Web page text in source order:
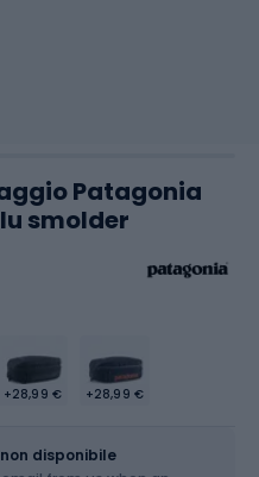
Patagonia
smolder
+28,99 € +28,99 €
disponibile